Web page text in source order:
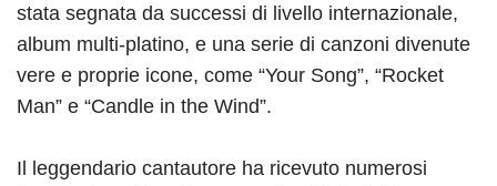
stata segnata da successi di livello internazionale,
album multi-platino, e una serie di canzoni divenute
vere e proprie icone, come “Your Song”, “Rocket
Man” e “Candle in the Wind”.
Il leggendario cantautore ha ricevuto numerosi